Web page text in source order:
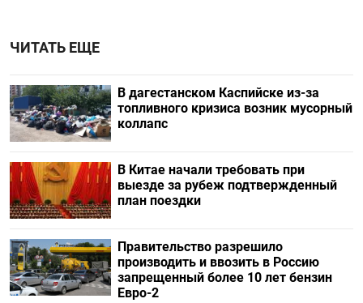
ЧИТАТЬ ЕЩЕ
В дагестанском Каспийске из-за
топливного кризиса возник мусорный
коллапс
В Китае начали требовать при
выезде за рубеж подтвержденный
план поездки
Правительство разрешило
производить и ввозить в Россию
запрещенный более 10 лет бензин
Евро-2